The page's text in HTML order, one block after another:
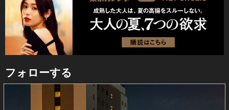
フォローする